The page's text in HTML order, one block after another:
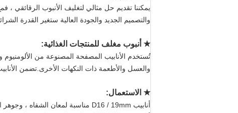
يمكننا تقديم حل مثالي لتغليف الأنبوب الرقائقي ،
والتصميم الجديد والجودة العالية ستغير القدرة
★ أنبوب مغلف للمنتجات الغذائية:
تُستخدم الأنابيب المصفحة المصنوعة من الألومنيوم
والعسل والأطعمة ذات النكهات الأخرى.تضمن
★ الاستعمال:
أنابيب D16 / 19mm مناسبة لمعان الشفاه ، وجوهر الشفاه ، وجوهر العين ، والكريم ، والمستحضر ، والحلوى السائلة ، إلخ.